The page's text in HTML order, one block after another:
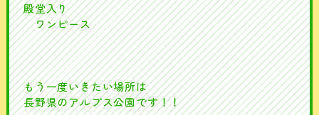
殿堂入り
ワンピース
もう一度いきたい場所は
長野県のアルプス公園です！！